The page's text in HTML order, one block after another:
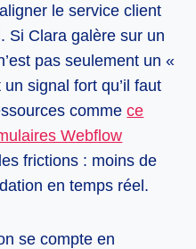
le service client
Si Clara galère sur un
pas seulement un «
signal fort qu’il faut
commece
Webflow
frictions : moins de
en temps réel.
se compte en